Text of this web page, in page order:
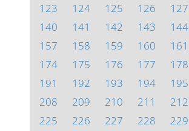
123
124 125 126 127
140
141 142 143 144
157
158 159 160 161
174
175 176 177 178
191
192 193 194 195
208
209 210 211 212
225
226 227 228 229